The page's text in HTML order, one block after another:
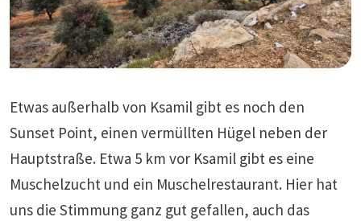
Etwas außerhalb von Ksamil gibt es noch den
Sunset Point, einen vermüllten Hügel neben der
Hauptstraße. Etwa 5 km vor Ksamil gibt es eine
Muschelzucht und ein Muschelrestaurant. Hier hat
uns die Stimmung ganz gut gefallen, auch das